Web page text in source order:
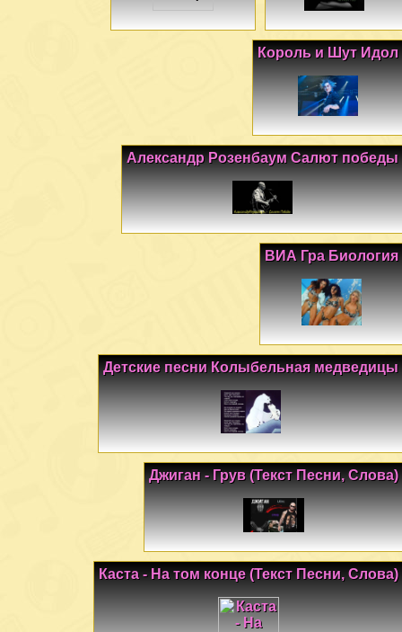
Король и Шут Идол
Александр Розенбаум Салют победы
ВИА Гра Биология
Детские песни Колыбельная медведицы
Джиган - Грув (Текст Песни, Слова)
Каста - На том конце (Текст Песни, Слова)